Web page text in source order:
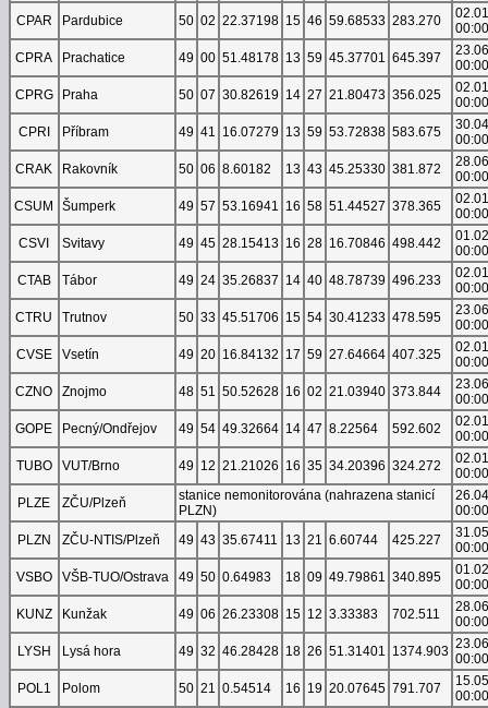
CPAR
Pardubice 50 02 22.37198 15 46 59.68533 283.270
00:00
CPRA
Prachatice 49 00 51.48178 13 59 45.37701 645.397
00:00
CPRG
Praha 50 07 30.82619 14 27 21.80473 356.025
00:00
CPRI
Příbram 49 41 16.07279 13 59 53.72838 583.675
00:00
CRAK
Rakovník 50 06 8.60182 13 43 45.25330 381.872
00:00
CSUM
Šumperk 49 57 53.16941 16 58 51.44527 378.365
00:00
CSVI
Svitavy 49 45 28.15413 16 28 16.70846 498.442
00:00
CTAB
Tábor 49 24 35.26837 14 40 48.78739 496.233
00:00
CTRU
Trutnov 50 33 45.51706 15 54 30.41233 478.595
00:00
CVSE
Vsetín 49 20 16.84132 17 59 27.64664 407.325
00:00
CZNO
Znojmo 48 51 50.52628 16 02 21.03940 373.844
00:00
GOPE
Pecný/Ondřejov 49 54 49.32664 14 47 8.22564 592.602
00:00
TUBO
VUT/Brno 49 12 21.21026 16 35 34.20396 324.272
00:00
PLZE
ZČU/Plzeň
stanice nemonitorována (nahrazena stanicí
PLZN)
00:00
PLZN
ZČU-NTIS/Plzeň 49 43 35.67411 13 21 6.60744 425.227
00:00
VSBO
VŠB-TUO/Ostrava 49 50 0.64983 18 09 49.79861 340.895
00:00
KUNZ
Kunžak 49 06 26.23308 15 12 3.33383 702.511
00:00
LYSH
Lysá hora 49 32 46.28428 18 26 51.31401 1374.903 00:00
POL1
Polom 50 21 0.54514 16 19 20.07645 791.707
00:00